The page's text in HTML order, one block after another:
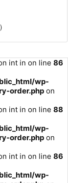
int in on line 86
wp-
order.php on
int in on line 88
wp-
order.php on
int in on line 86
wp-